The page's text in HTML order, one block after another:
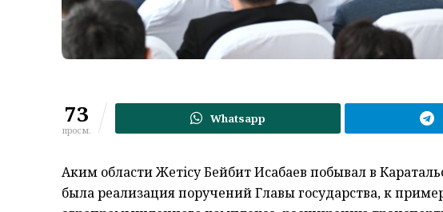
73
просм.
Whatsapp
Аким области Жетiсу Бейбит Исабаев побывал в
была реализация поручений Главы государства, к